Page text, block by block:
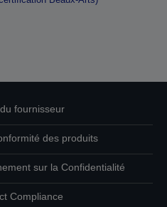
fournisseur
des produits
sur la Confidentialité
Compliance